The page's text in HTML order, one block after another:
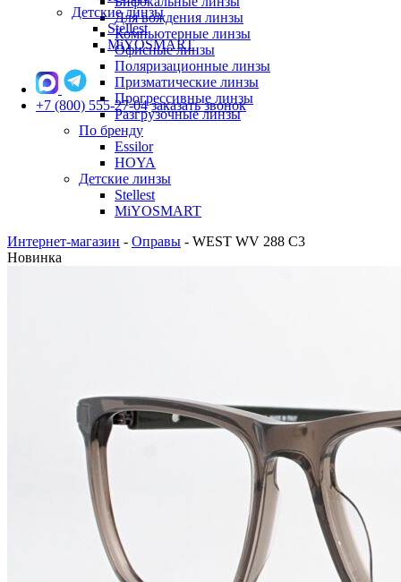
Для вождения линзы
Компьютерные линзы
Офисные линзы
Поляризационные линзы
Призматические линзы
Прогрессивные линзы
Разгрузочные линзы
По бренду
Essilor
HOYA
Детские линзы
Stellest
MiYOSMART
Детские линзы
Stellest
MiYOSMART
+7 (800) 555-27-04 заказать звонок
Интернет-магазин - Оправы - WEST WV 288 C3
Новинка